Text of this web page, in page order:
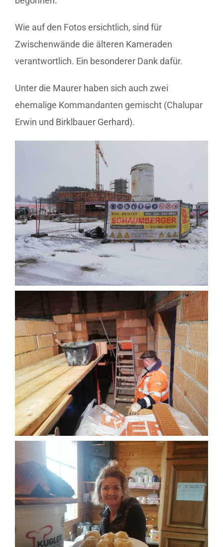
Wie auf den Fotos ersichtlich, sind für
Zwischenwände die älteren Kameraden
verantwortlich. Ein besonderer Dank dafür.
Unter die Maurer haben sich auch zwei
ehemalige Kommandanten gemischt (Chalupar
Erwin und Birklbauer Gerhard).